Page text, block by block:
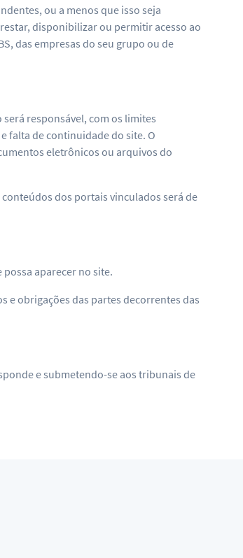
ou a menos que isso seja
disponibilizar ou permitir acesso ao
das empresas do seu grupo ou de
será responsável, com os limites
falta de continuidade do site. O
eletrônicos ou arquivos do
dos portais vinculados será de
aparecer no site.
e obrigações das partes decorrentes das
e submetendo-se aos tribunais de